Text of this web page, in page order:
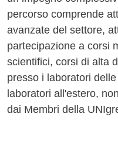
percorso comprende
avanzate del settore,
partecipazione a corsi
scientifici, corsi di alta
presso i laboratori
laboratori all'estero,
dai Membri della